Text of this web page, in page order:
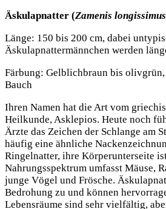
Äskulapnatter (Zamenis longissimus
Länge: 150 bis 200 cm, dabei
Äskulapnattermännchen werden
Färbung: Gelblichbraun bis
Bauch
Ihren Namen hat die Art vom
Heilkunde, Asklepios. Heute noch
Ärzte das Zeichen der Schlange am
häufig eine ähnliche
Ringelnatter, ihre Körperunterseite
Nahrungsspektrum umfasst Mäuse,
junge Vögel und Frösche.
Bedrohung zu und können
Lebensräume sind sehr vielfältig,